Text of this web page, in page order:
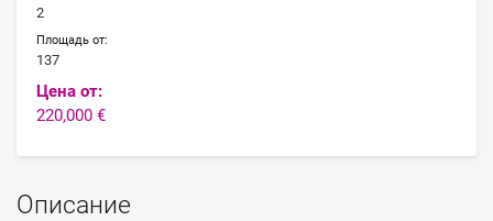
2
Площадь от:
137
Цена от:
220,000 €
Описание